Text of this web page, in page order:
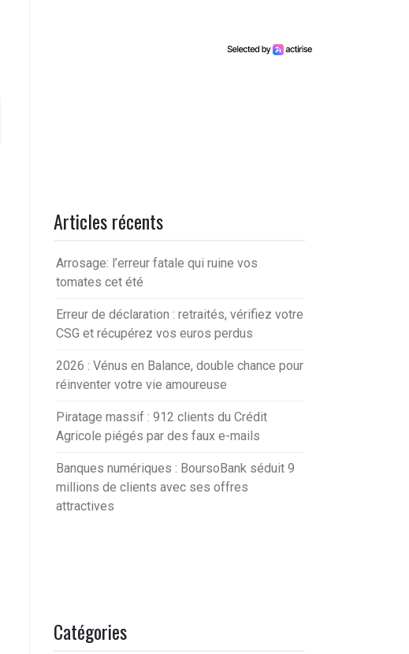
Articles récents
Arrosage: l’erreur fatale qui ruine vos
tomates cet été
Erreur de déclaration : retraités, vérifiez votre
CSG et récupérez vos euros perdus
2026 : Vénus en Balance, double chance pour
réinventer votre vie amoureuse
Piratage massif : 912 clients du Crédit
Agricole piégés par des faux e-mails
Banques numériques : BoursoBank séduit 9
millions de clients avec ses offres
attractives
Catégories